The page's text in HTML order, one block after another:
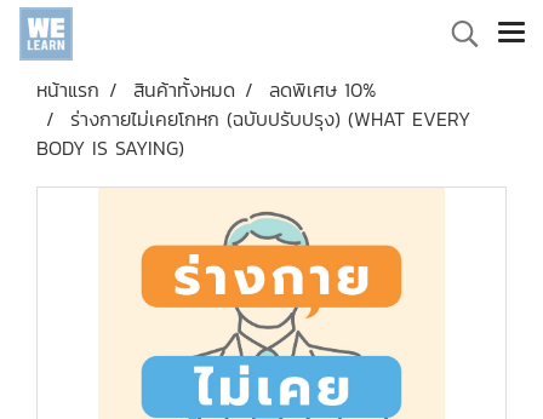
หน้าแรก สินค้าทั้งหมด
ลดพิเศษ 10%
ร่างกายไม่เคยโกหก (ฉบับปรับปรุง) (WHAT EVERY
BODY IS SAYING)